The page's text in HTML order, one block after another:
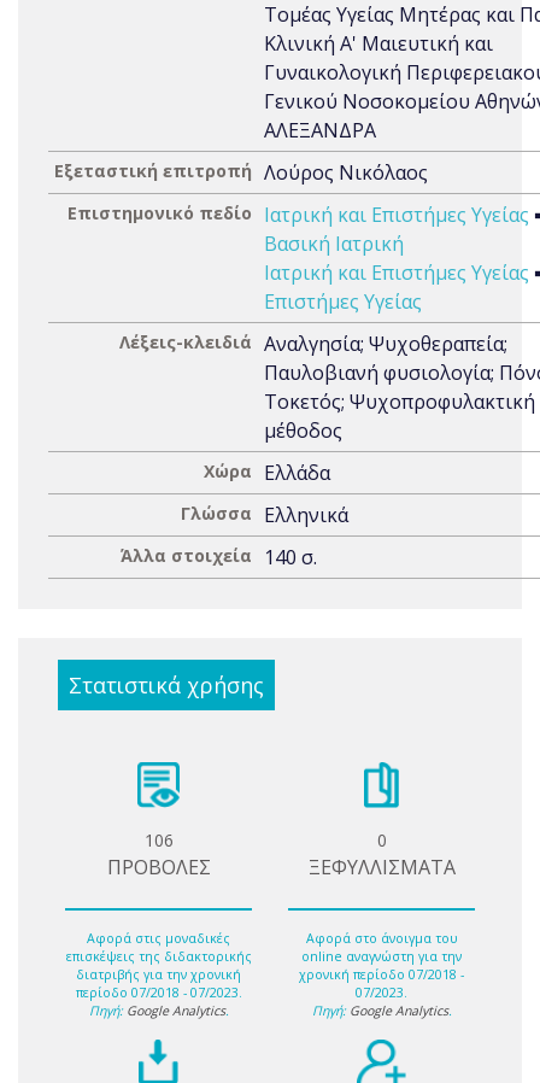
Τομέας Υγείας Μητέρας και
Κλινική Α' Μαιευτική και
Γυναικολογική
Γενικού Νοσοκομείου
ΑΛΕΞΑΝΔΡΑ
Εξεταστική επιτροπή Λούρος Νικόλαος
Επιστημονικό πεδίο Ιατρική και Επιστήμες Υγείας
Βασική Ιατρική
Ιατρική και Επιστήμες Υγείας
Επιστήμες Υγείας
Λέξεις-κλειδιά Αναλγησία; Ψυχοθεραπεία;
Παυλοβιανή φυσιολογία;
Τοκετός; Ψυχοπροφυλακτική
μέθοδος
Χώρα Ελλάδα
Γλώσσα Ελληνικά
Άλλα στοιχεία 140 σ.
Στατιστικά χρήσης
106
ΠΡΟΒΟΛΕΣ
Αφορά στις μοναδικές
επισκέψεις της διδακτορικής
διατριβής για την χρονική
περίοδο 07/2018 - 07/2023.
Πηγή: Google Analytics.
0
ΞΕΦΥΛΛΙΣΜΑΤΑ
Αφορά στο άνοιγμα του
online αναγνώστη για την
χρονική περίοδο 07/2018 -
07/2023.
Πηγή: Google Analytics.